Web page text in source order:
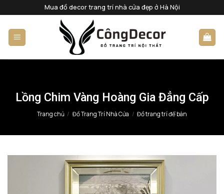
qua
nội
dung
Mua đồ decor trang trí nhà cửa đẹp ở Hà Nội
Lồng Chim Vàng Hoàng Gia Đẳng Cấp
Trang chủ / Đồ Trang Trí Nhà Cửa / Đồ trang trí để bàn